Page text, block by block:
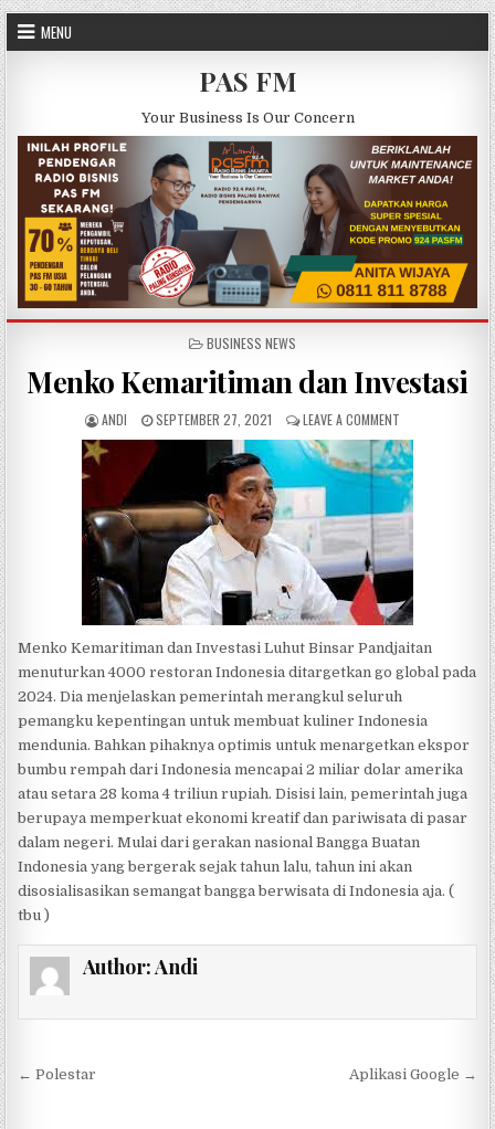
Skip to content
MENU
PAS FM
Your Business Is Our Concern
POSTED IN
BUSINESS NEWS
Menko Kemaritiman dan Investasi
AUTHOR:
ANDI PUBLISHED DATE:
SEPTEMBER 27, 2021 LEAVE A COMMENTON MENKO
Menko Kemaritiman dan Investasi Luhut Binsar Pandjaitan
menuturkan 4000 restoran Indonesia ditargetkan go global pada
2024. Dia menjelaskan pemerintah merangkul seluruh
pemangku kepentingan untuk membuat kuliner Indonesia
mendunia. Bahkan pihaknya optimis untuk menargetkan ekspor
bumbu rempah dari Indonesia mencapai 2 miliar dolar amerika
atau setara 28 koma 4 triliun rupiah. Disisi lain, pemerintah juga
berupaya memperkuat ekonomi kreatif dan pariwisata di pasar
dalam negeri. Mulai dari gerakan nasional Bangga Buatan
Indonesia yang bergerak sejak tahun lalu, tahun ini akan
disosialisasikan semangat bangga berwisata di Indonesia aja. (
tbu )
Author:Andi
Post navigation
← Polestar Aplikasi Google →